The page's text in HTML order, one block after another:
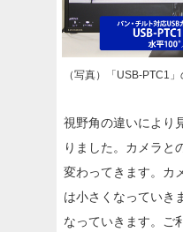
（写真）「USB-PTC1
視野角の違いにより
りました。カメラと
変わってきます。カ
は小さくなっていき
なっていきます。ご